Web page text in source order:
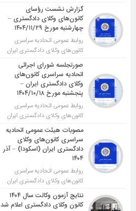
گزارش نشست رؤسای
کانون‌های وکلای دادگستری –
چهارشنبه مورخ ۱۴۰۴/۱۱/۲۹
روابط عمومی اتحادیه سراسری
کانون‌های وکلای دادگستری ایران
صورتجلسه شورای اجرائی
اتحادیه سراسری کانون‌های
وکلای دادگستری ایران –
پنجشنبه مورخ ۱۴۰۴/۱۰/۱۸
روابط عمومی اتحادیه سراسری
کانون‌های وکلای دادگستری ایران
مصوبات هیئت عمومی اتحادیه
سراسری کانون‌های وکلای
دادگستری ایران (اسکودا) – آذر
۱۴۰۴
روابط عمومی اتحادیه سراسری
کانون‌های وکلای دادگستری ایران
نتایج آزمون وکالت سال ۱۴۰۴
کانون وکلای دادگستری اعلام شد